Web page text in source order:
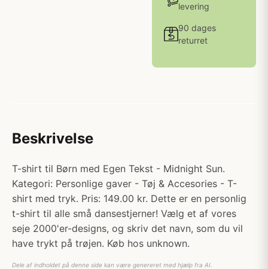
levering
90 dages
returret
Beskrivelse
T-shirt til Børn med Egen Tekst - Midnight Sun.
Kategori: Personlige gaver - Tøj & Accesories - T-
shirt med tryk. Pris: 149.00 kr. Dette er en personlig
t-shirt til alle små dansestjerner! Vælg et af vores
seje 2000'er-designs, og skriv det navn, som du vil
have trykt på trøjen. Køb hos unknown.
Dele af indholdet på denne side kan være genereret med hjælp fra AI.